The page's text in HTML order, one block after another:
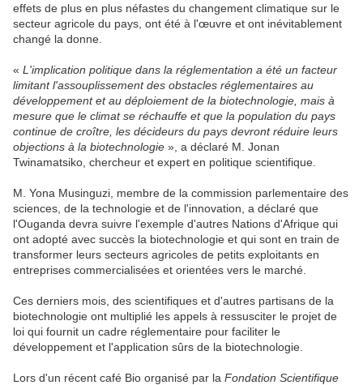
effets de plus en plus néfastes du changement climatique sur le
secteur agricole du pays, ont été à l'œuvre et ont inévitablement
changé la donne.
« L'implication politique dans la réglementation a été un facteur
limitant l'assouplissement des obstacles réglementaires au
développement et au déploiement de la biotechnologie, mais à
mesure que le climat se réchauffe et que la population du pays
continue de croître, les décideurs du pays devront réduire leurs
objections à la biotechnologie », a déclaré M. Jonan
Twinamatsiko, chercheur et expert en politique scientifique.
M. Yona Musinguzi, membre de la commission parlementaire des
sciences, de la technologie et de l'innovation, a déclaré que
l'Ouganda devra suivre l'exemple d'autres Nations d'Afrique qui
ont adopté avec succès la biotechnologie et qui sont en train de
transformer leurs secteurs agricoles de petits exploitants en
entreprises commercialisées et orientées vers le marché.
Ces derniers mois, des scientifiques et d'autres partisans de la
biotechnologie ont multiplié les appels à ressusciter le projet de
loi qui fournit un cadre réglementaire pour faciliter le
développement et l'application sûrs de la biotechnologie.
Lors d'un récent café Bio organisé par la Fondation Scientifique